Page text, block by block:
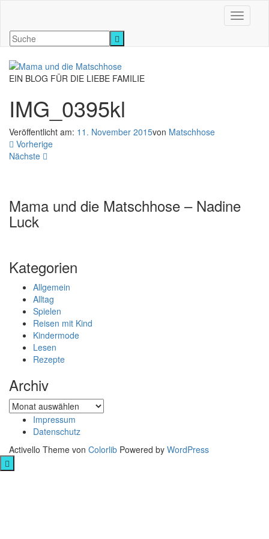
EIN BLOG FÜR DIE LIEBE FAMILIE
IMG_0395kl
Veröffentlicht am: 11. November 2015von Matschhose
Vorherige
Nächste
Mama und die Matschhose – Nadine
Luck
Kategorien
Allgemein
Alltag
Spielen
Reisen mit Kind
Kindermode
Lesen
Rezepte
Archiv
Archiv
Impressum
Datenschutz
Activello Theme von Colorlib Powered by WordPress